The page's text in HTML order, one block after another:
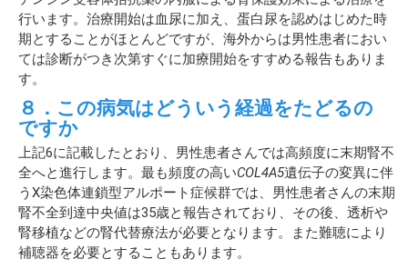
行います。治療開始は血尿に加え、蛋白尿を認めはじめた時
期とすることがほとんどですが、海外からは男性患者におい
ては診断がつき次第すぐに加療開始をすすめる報告もありま
す。
８．この病気はどういう経過をたどるの
ですか
上記6に記載したとおり、男性患者さんでは高頻度に末期腎不
全へと進行します。最も頻度の高いCOL4A5遺伝子の変異に伴
うX染色体連鎖型アルポート症候群では、男性患者さんの末期
腎不全到達中央値は35歳と報告されており、その後、透析や
腎移植などの腎代替療法が必要となります。また難聴により
補聴器を必要とすることもあります。